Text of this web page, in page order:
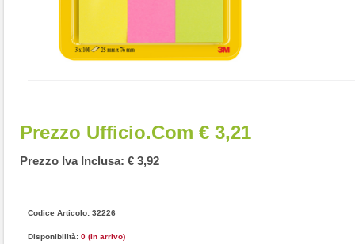
Prezzo Ufficio.com € 3,21
Prezzo Iva Inclusa: € 3,92
Codice Articolo: 32226
Disponibilità: 0 (In arrivo)